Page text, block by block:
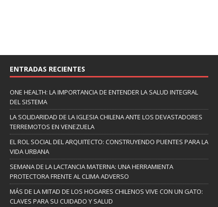
ENTRADAS RECIENTES
ONE HEALTH: LA IMPORTANCIA DE ENTENDER LA SALUD INTEGRAL
DEL SISTEMA
LA SOLIDARIDAD DE LA IGLESIA CHILENA ANTE LOS DEVASTADORES
TERREMOTOS EN VENEZUELA
EL ROL SOCIAL DEL ARQUITECTO: CONSTRUYENDO PUENTES PARA LA
VIDA URBANA
SEMANA DE LA LACTANCIA MATERNA: UNA HERRAMIENTA
PROTECTORA FRENTE AL CLIMA ADVERSO
MÁS DE LA MITAD DE LOS HOGARES CHILENOS VIVE CON UN GATO:
CLAVES PARA SU CUIDADO Y SALUD